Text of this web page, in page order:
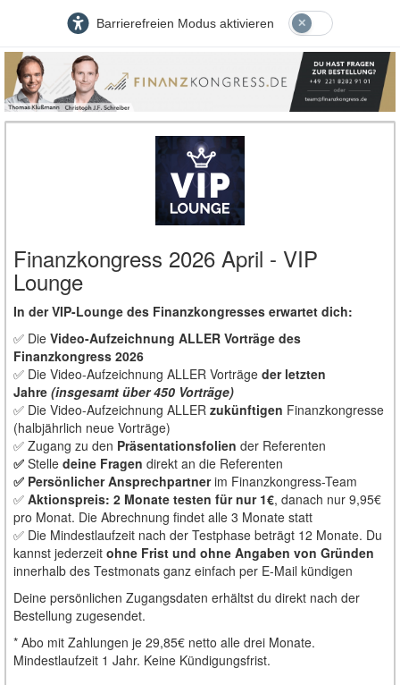
Barrierefreien Modus aktivieren
Finanzkongress 2026 April - VIP
Lounge
In der VIP-Lounge des Finanzkongresses erwartet dich:
✅ Die Video-Aufzeichnung ALLER Vorträge des
Finanzkongress 2026
✅ Die Video-Aufzeichnung ALLER Vorträge der letzten
Jahre (insgesamt über 450 Vorträge)
✅ Die Video-Aufzeichnung ALLER zukünftigen Finanzkongresse
(halbjährlich neue Vorträge)
✅ Zugang zu den Präsentationsfolien der Referenten
✅ Stelle deine Fragen direkt an die Referenten
✅ Persönlicher Ansprechpartnerim Finanzkongress-Team
✅ Aktionspreis: 2 Monate testen für nur 1€, danach nur 9,95€
pro Monat. Die Abrechnung findet alle 3 Monate statt
✅ Die Mindestlaufzeit nach der Testphase beträgt 12 Monate. Du
kannst jederzeit ohne Frist und ohne Angaben von Gründen
innerhalb des Testmonats ganz einfach per E-Mail kündigen
Deine persönlichen Zugangsdaten erhältst du direkt nach der
Bestellung zugesendet.
* Abo mit Zahlungen je 29,85€ netto alle drei Monate.
Mindestlaufzeit 1 Jahr. Keine Kündigungsfrist.